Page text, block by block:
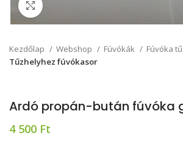
Kezdőlap Webshop Fúvókák
Fúvóka
Tűzhelyhez fúvókasor
Ardó propán-bután fúvóka
4 500 Ft